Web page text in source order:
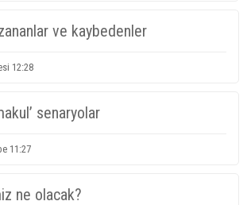
ve kaybedenler
12:28
senaryolar
11:27
ne olacak?